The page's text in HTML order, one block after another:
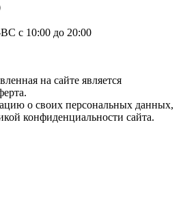
с 10:00 до 20:00
на сайте является
о своих персональных данных,
конфиденциальности сайта.